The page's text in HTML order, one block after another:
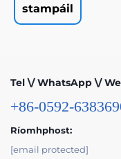
stampáil
Tel \/ WhatsApp \/
+86-0592-
Ríomhphost:
[email protected]